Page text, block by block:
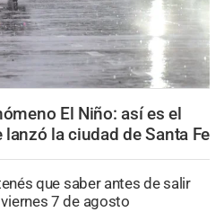
El Niño: así es el
la ciudad de Santa Fe
que saber antes de salir
7 de agosto